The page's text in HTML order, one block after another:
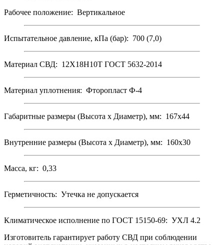
Рабочее положение: Вертикальное
Испытательное давление, кПа (бар): 700 (7,0)
Материал СВД: 12Х18Н10Т ГОСТ 5632-2014
Материал уплотнения: Фторопласт Ф-4
Габаритные размеры (Высота х Диаметр), мм: 167х44
Внутренние размеры (Высота х Диаметр), мм: 160х30
Масса, кг: 0,33
Герметичность: Утечка не допускается
Климатическое исполнение по ГОСТ 15150-69: УХЛ 4.2
Изготовитель гарантирует работу СВД при соблюдении